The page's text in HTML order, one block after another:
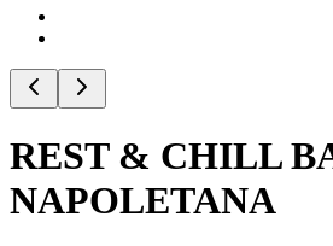
REST & CHILL
NAPOLETANA